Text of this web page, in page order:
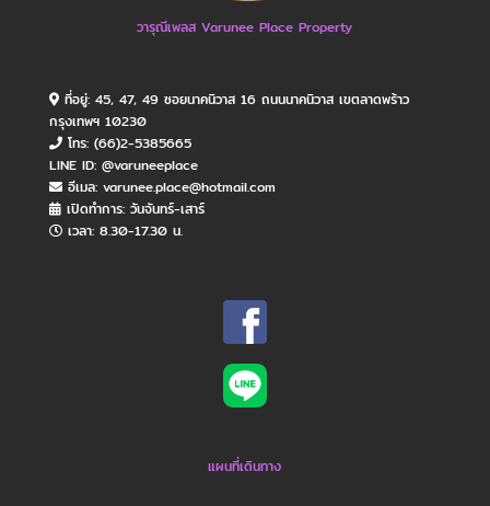
วารุณีเพลส Varunee Place Property
ที่อยู่: 45, 47, 49 ซอยนาคนิวาส 16 ถนนนาคนิวาส เขตลาดพร้าว
กรุงเทพฯ 10230
โทร: (66)2-5385665
LINE ID: @varuneeplace
อีเมล: varunee.place@hotmail.com
เปิดทำการ: วันจันทร์​-เสาร์
เวลา: 8.30-17.30 น.
แผนที่เดินทาง